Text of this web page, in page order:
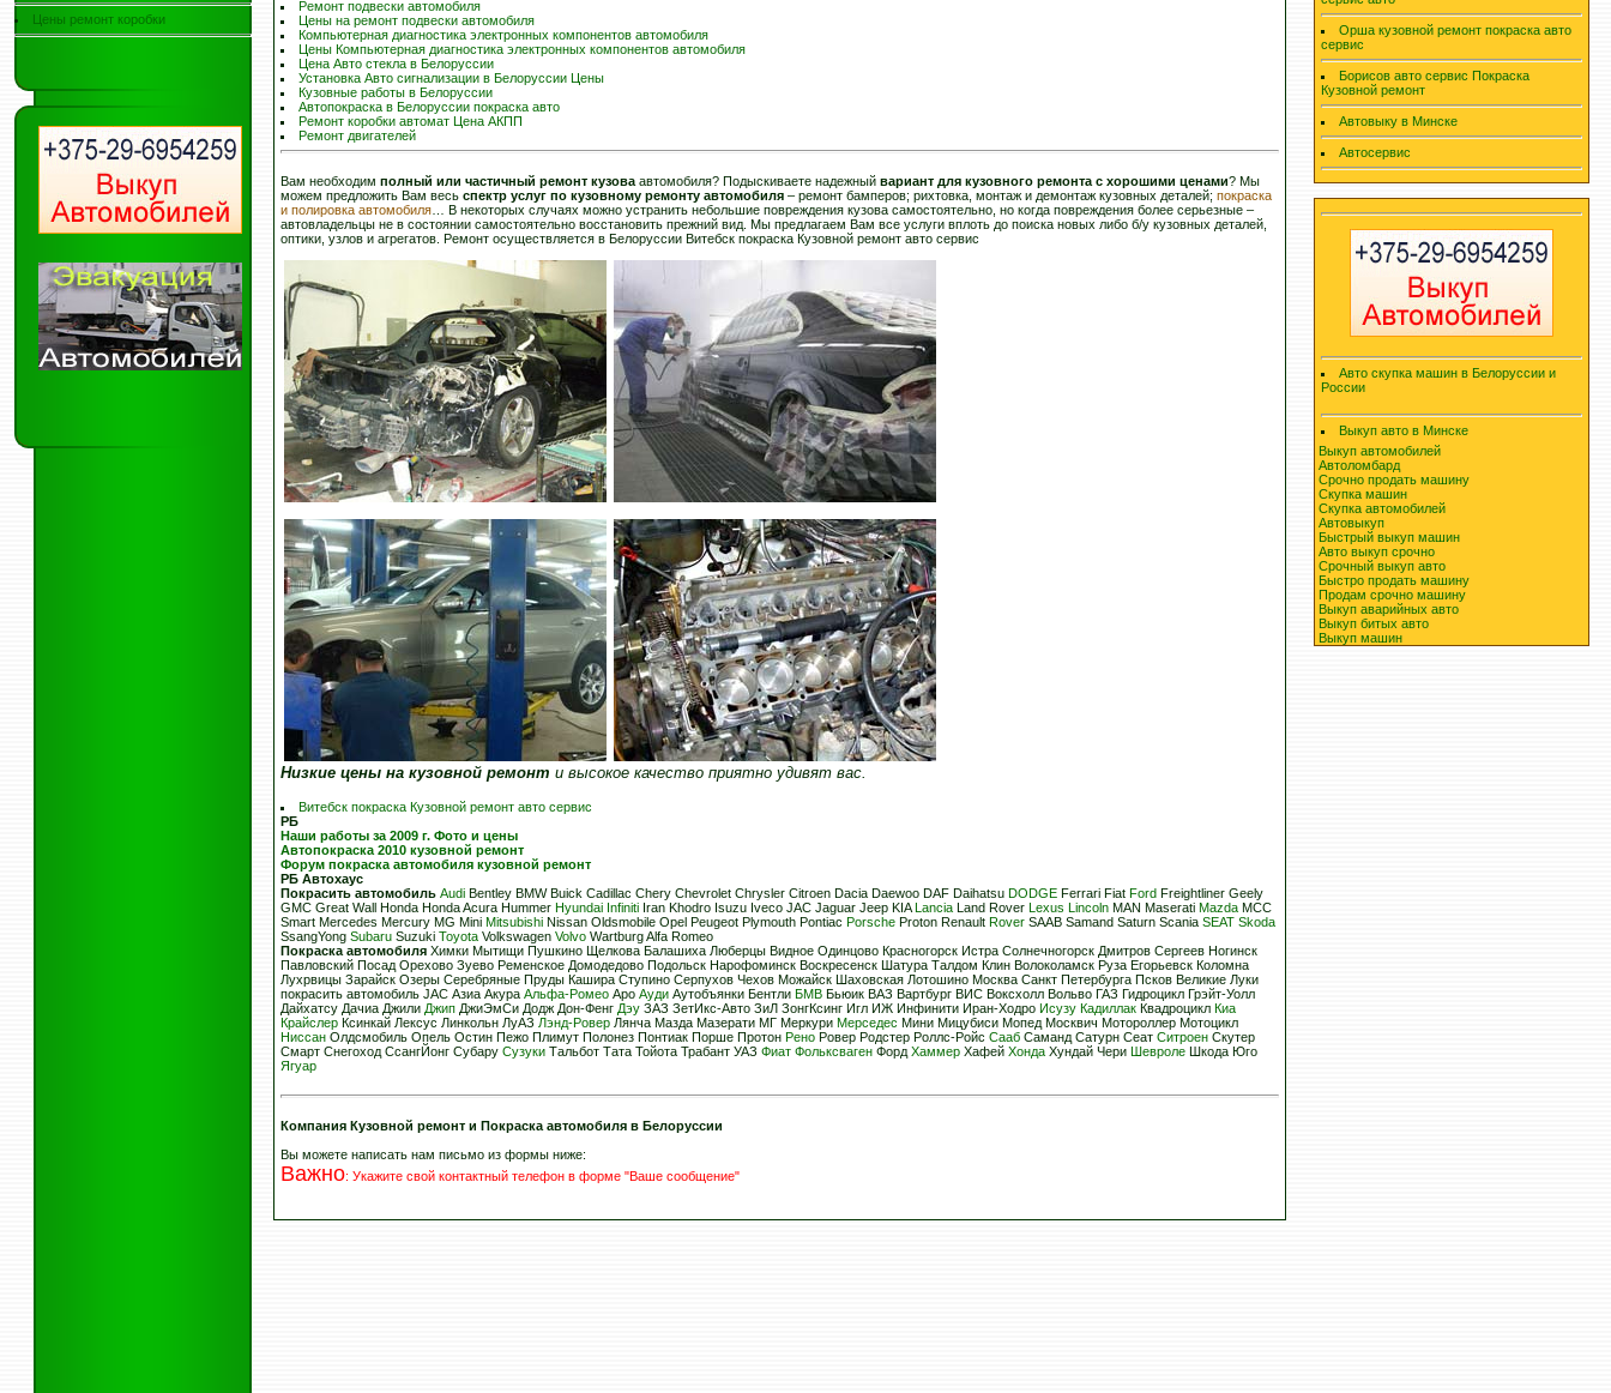
Цены ремонт коробки
Ремонт подвески автомобиля
Цены на ремонт подвески автомобиля
Компьютерная диагностика электронных компонентов автомобиля
Цены Компьютерная диагностика электронных компонентов автомобиля
Цена Авто стекла в Белоруссии
Установка Авто сигнализации в Белоруссии Цены
Кузовные работы в Белоруссии
Автопокраска в Белоруссии покраска авто
Ремонт коробки автомат Цена АКПП
Ремонт двигателей
Вам необходим полный или частичный ремонт кузова автомобиля? Подыскиваете надежный вариант для кузовного ремонта с хорошими ценами? Мы
можем предложить Вам весь спектр услуг по кузовному ремонту автомобиля – ремонт бамперов; рихтовка, монтаж и демонтаж кузовных деталей; покраска
и полировка автомобиля … В некоторых случаях можно устранить небольшие повреждения кузова самостоятельно, но когда повреждения более серьезные –
автовладельцы не в состоянии самостоятельно восстановить прежний вид. Мы предлагаем Вам все услуги вплоть до поиска новых либо б/у кузовных деталей,
оптики, узлов и агрегатов. Ремонт осуществляется в Белоруссии Витебск покраска Кузовной ремонт авто сервис
Низкие цены на кузовной ремонт и высокое качество приятно удивят вас.
Витебск покраска Кузовной ремонт авто сервис
РБ
Наши работы за 2009 г. Фото и цены
Автопокраска 2010 кузовной ремонт
Форум покраска автомобиля кузовной ремонт
РБ Автохаус
Покрасить автомобиль Audi Bentley BMW Buick Cadillac Chery Chevrolet Chrysler Citroen Dacia Daewoo DAF Daihatsu DODGE Ferrari Fiat Ford Freightliner Geely
GMC Great Wall Honda Honda Acura Hummer Hyundai Infiniti Iran Khodro Isuzu Iveco JAC Jaguar Jeep KIALancia Land Rover Lexus Lincoln MAN Maserati Mazda MCC
Smart Mercedes Mercury MG Mini Mitsubishi Nissan Oldsmobile Opel Peugeot Plymouth Pontiac Porsche Proton Renault Rover SAAB Samand Saturn Scania SEAT Skoda
SsangYong Subaru Suzuki Toyota Volkswagen Volvo Wartburg Alfa Romeo
Покраска автомобиля Химки Мытищи Пушкино Щелкова Балашиха Люберцы Видное Одинцово Красногорск Истра Солнечногорск Дмитров Сергеев Ногинск
Павловский Посад Орехово Зуево Ременское Домодедово Подольск Нарофоминск Воскресенск Шатура Талдом Клин Волоколамск Руза Егорьевск Коломна
Лухрвицы Зарайск Озеры Серебряные Пруды Кашира Ступино Серпухов Чехов Можайск Шаховская Лотошино Москва Санкт Петербурга Псков Великие Луки
покрасить автомобиль JAC Азиа Акура Альфа-Ромео Аро Ауди Аутобъянки Бентли БМВ Бьюик ВАЗ Вартбург ВИС Воксхолл Вольво ГАЗ Гидроцикл Грэйт-Уолл
Дайхатсу Дачиа Джили Джип ДжиЭмСи Додж Дон-Фенг Дэу ЗАЗ ЗетИкс-Авто ЗиЛ ЗонгКсинг Игл ИЖ Инфинити Иран-Ходро Исузу Кадиллак Квадроцикл Киа
Крайслер Ксинкай Лексус Линкольн ЛуАЗ Лэнд-Ровер Лянча Мазда Мазерати МГ Меркури Мерседес Мини Мицубиси Мопед Москвич Мотороллер Мотоцикл
Ниссан Олдсмобиль Опель Остин Пежо Плимут Полонез Понтиак Порше Протон Рено Ровер Родстер Роллс-Ройс Сааб Саманд Сатурн Сеат Ситроен Скутер
Смарт Снегоход СсангЙонг Субару Сузуки Тальбот Тата Тойота Трабант УАЗ Фиат Фольксваген Форд Хаммер Хафей Хонда Хундай Чери Шевроле Шкода Юго
Ягуар
Компания Кузовной ремонт и Покраска автомобиля в Белоруссии
Вы можете написать нам письмо из формы ниже:
Важно: Укажите свой контактный телефон в форме "Ваше сообщение"
Орша кузовной ремонт покраска авто
сервис
Борисов авто сервис Покраска
Кузовной ремонт
Автовыку в Минске
Автосервис
Авто скупка машин в Белоруссии и
России
Выкуп авто в Минске
Выкуп автомобилей
Автоломбард
Срочно продать машину
Скупка машин
Скупка автомобилей
Автовыкуп
Быстрый выкуп машин
Авто выкуп срочно
Срочный выкуп авто
Быстро продать машину
Продам срочно машину
Выкуп аварийных авто
Выкуп битых авто
Выкуп машин